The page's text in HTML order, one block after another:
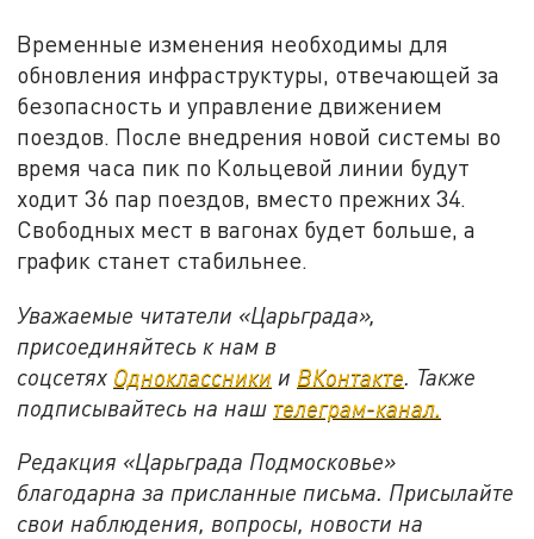
Временные изменения необходимы для
обновления инфраструктуры, отвечающей за
безопасность и управление движением
поездов. После внедрения новой системы во
время часа пик по Кольцевой линии будут
ходит 36 пар поездов, вместо прежних 34.
Свободных мест в вагонах будет больше, а
график станет стабильнее.
Уважаемые читатели «Царьграда»,
присоединяйтесь к нам в
соцсетях Одноклассники и ВКонтакте. Также
подписывайтесь на наш телеграм-канал.
Редакция «Царьграда Подмосковье»
благодарна за присланные письма. Присылайте
свои наблюдения, вопросы, новости на